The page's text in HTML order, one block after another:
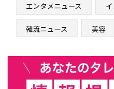
エンタメニュース
韓流ニュース 美容